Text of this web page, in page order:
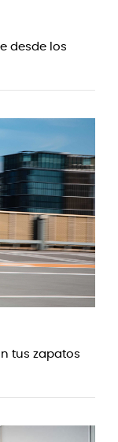
desde los
tus zapatos